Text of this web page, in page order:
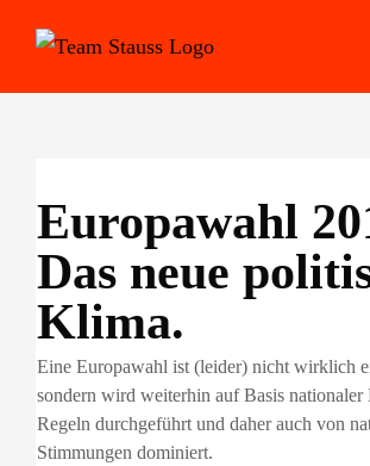
Inhalt
springen
Europawahl
Das neue
Klima.
Eine Europawahl ist (leider) nicht wirklich
sondern wird weiterhin auf Basis nationaler
Regeln durchgeführt und daher auch von
Stimmungen dominiert.